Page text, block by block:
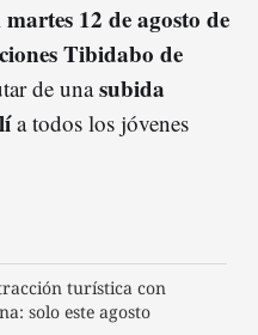
martes 12 de agosto de
Tibidabo de
de unasubida
a todos los jóvenes
turística con
solo este agosto